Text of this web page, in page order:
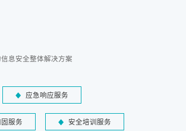
息安全整体解决方案
应急响应服务
服务 安全培训服务